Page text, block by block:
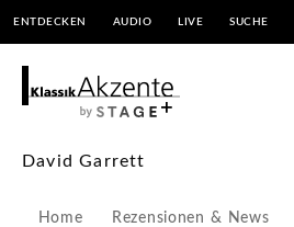
David
Garrett
KlassikAkzente
ENTDECKEN AUDIO LIVE SUCHE
David Garrett
Home Rezensionen & News